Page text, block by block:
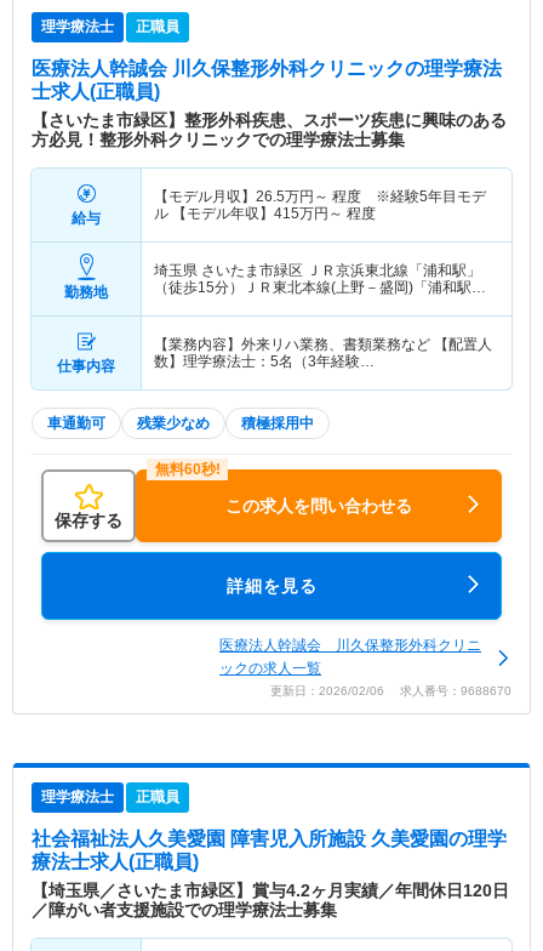
理学療法士 正職員
医療法人幹誠会 川久保整形外科クリニックの理学療法
士求人(正職員)
【さいたま市緑区】整形外科疾患、スポーツ疾患に興味のある
方必見！整形外科クリニックでの理学療法士募集
給与
【モデル月収】 26.5万円～ 程度 ※経験5年目モデ
ル 【モデル年収】 415万円～ 程度
勤務地
埼玉県 さいたま市緑区 ＪＲ京浜東北線「浦和駅」
（徒歩15分）ＪＲ東北本線(上野－盛岡)「浦和駅」
仕事内容
【業務内容】外来リハ業務、書類業務など 【配置人
数】理学療法士：5名（3年経験…
車通勤可 残業少なめ 積極採用中
保存する
この求人を問い合わせる
詳細を見る
医療法人幹誠会 川久保整形外科クリニ
ックの求人一覧
更新日：2026/02/06 求人番号：9688670
理学療法士 正職員
社会福祉法人久美愛園 障害児入所施設 久美愛園の理学
療法士求人(正職員)
【埼玉県／さいたま市緑区】賞与4.2ヶ月実績／年間休日120日
／障がい者支援施設での理学療法士募集